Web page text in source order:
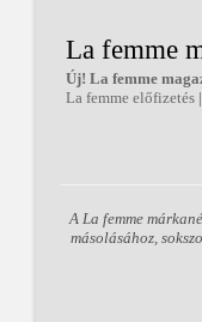
La femme
Új! La femme
La femme előfizetés |
A La femme
másolásához,